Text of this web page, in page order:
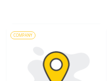
COMPANY